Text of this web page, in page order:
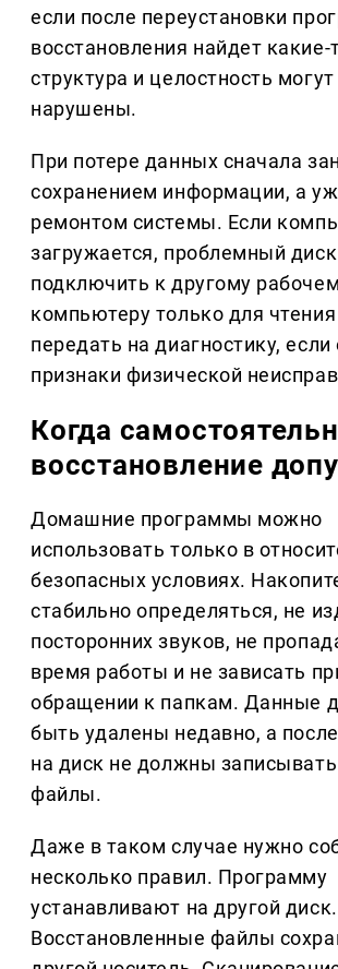
если после переустановки
восстановления найдет
структура и целостность
нарушены.
При потере данных сначала
сохранением информации, а
ремонтом системы. Если
загружается, проблемный
подключить к другому
компьютеру только для
передать на диагностику, если
признаки физической
Когда
восстановление
Домашние программы можно
использовать только в
безопасных условиях.
стабильно определяться, не
посторонних звуков, не
время работы и не зависать
обращении к папкам. Данные
быть удалены недавно, а
на диск не должны
файлы.
Даже в таком случае нужно
несколько правил. Программу
устанавливают на другой диск.
Восстановленные файлы